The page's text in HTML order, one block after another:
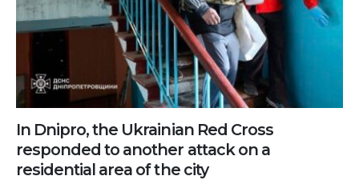
In Dnipro, the Ukrainian Red Cross
responded to another attack on a
residential area of the city